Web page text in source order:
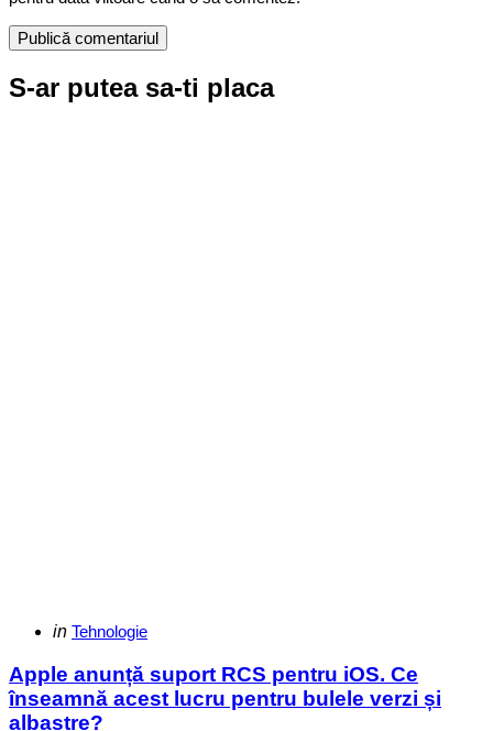
S-ar putea sa-ti placa
Categories
Posted
in Tehnologie
Apple anunță suport RCS pentru iOS. Ce
înseamnă acest lucru pentru bulele verzi și
albastre?